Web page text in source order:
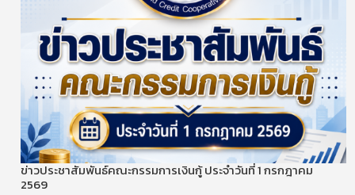
ข่าวประชาสัมพันธ์คณะกรรมการเงินกู้ ประจำวันที่ 1 กรกฎาคม
2569